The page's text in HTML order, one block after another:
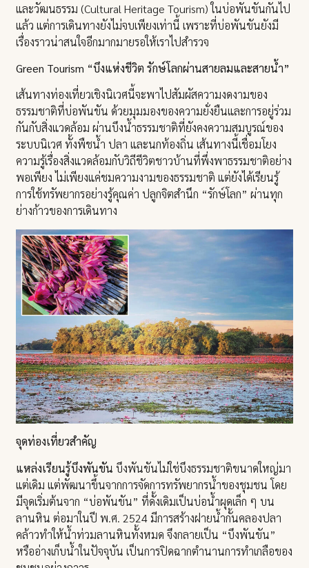
และวัฒนธรรม (Cultural Heritage Tourism) ในบ่อพันขันกันไป
แล้ว แต่การเดินทางยังไม่จบเพียงเท่านี้ เพราะที่บ่อพันขันยังมี
เรื่องราวน่าสนใจอีกมากมายรอให้เราไปสำรวจ
Green Tourism “บึงแห่งชีวิต รักษ์โลกผ่านสายลมและสายน้ำ”
เส้นทางท่องเที่ยวเชิงนิเวศนี้จะพาไปสัมผัสความงดงามของ
ธรรมชาติที่บ่อพันขัน ด้วยมุมมองของความยั่งยืนและการอยู่ร่วม
กันกับสิ่งแวดล้อม ผ่านบึงน้ำธรรมชาติที่ยังคงความสมบูรณ์ของ
ระบบนิเวศ ทั้งพืชน้ำ ปลา และนกท้องถิ่น เส้นทางนี้เชื่อมโยง
ความรู้เรื่องสิ่งแวดล้อมกับวิถีชีวิตชาวบ้านที่พึ่งพาธรรมชาติอย่าง
พอเพียง ไม่เพียงแค่ชมความงามของธรรมชาติ แต่ยังได้เรียนรู้
การใช้ทรัพยากรอย่างรู้คุณค่า ปลูกจิตสำนึก “รักษ์โลก” ผ่านทุก
ย่างก้าวของการเดินทาง
จุดท่องเที่ยวสำคัญ
แหล่งเรียนรู้บึงพันขัน บึงพันขันไม่ใช่บึงธรรมชาติขนาดใหญ่มา
แต่เดิม แต่พัฒนาขึ้นจากการจัดการทรัพยากรน้ำของชุมชน โดย
มีจุดเริ่มต้นจาก “บ่อพันขัน” ที่ดั้งเดิมเป็นบ่อน้ำผุดเล็ก ๆ บน
ลานหิน ต่อมาในปี พ.ศ. 2524 มีการสร้างฝายน้ำกั้นคลองปลา
คล้าวทำให้น้ำท่วมลานหินทั้งหมด จึงกลายเป็น “บึงพันขัน”
หรืออ่างเก็บน้ำในปัจจุบัน เป็นการปิดฉากตำนานการทำเกลือของ